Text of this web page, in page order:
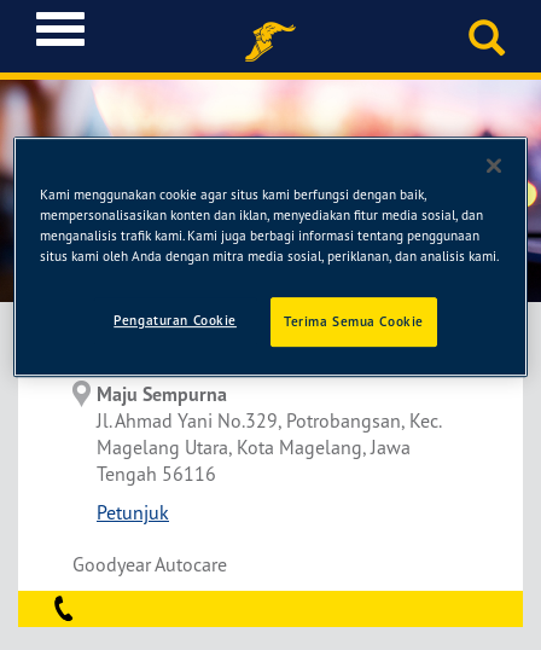
T
o
g
l
n
a
v
i
i
Maju Sempurna
Maju Sempurna
Jl. Ahmad Yani No.329, Potrobangsan, Kec.
Magelang Utara, Kota Magelang, Jawa
Tengah 56116
Petunjuk
Goodyear Autocare
Kami menggunakan cookie agar situs kami berfungsi dengan baik,
mempersonalisasikan konten dan iklan, menyediakan fitur media sosial, dan
menganalisis trafik kami. Kami juga berbagi informasi tentang penggunaan
situs kami oleh Anda dengan mitra media sosial, periklanan, dan analisis kami.
Terima Semua Cookie
Pengaturan Cookie